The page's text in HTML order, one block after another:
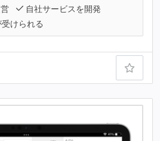
自社サービスを開発
けられる